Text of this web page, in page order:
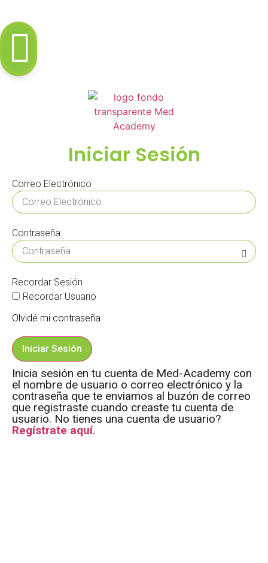
Iniciar Sesión
Correo Electrónico
Contraseña
Recordar Sesión
Recordar Usuario
Olvidé mi contraseña
Iniciar Sesión
Inicia sesión en tu cuenta de Med-Academy con
el nombre de usuario o correo electrónico y la
contraseña que te enviamos al buzón de correo
que registraste cuando creaste tu cuenta de
usuario. No tienes una cuenta de usuario?
Regístrate aquí.